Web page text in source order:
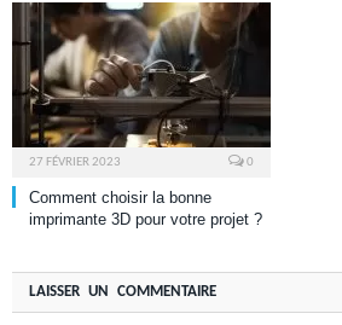
27 FÉVRIER 2023 0
Comment choisir la bonne
imprimante 3D pour votre projet ?
LAISSER UN COMMENTAIRE